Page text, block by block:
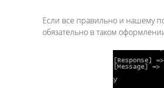
Если все правильно и нашему
обязательно в таком